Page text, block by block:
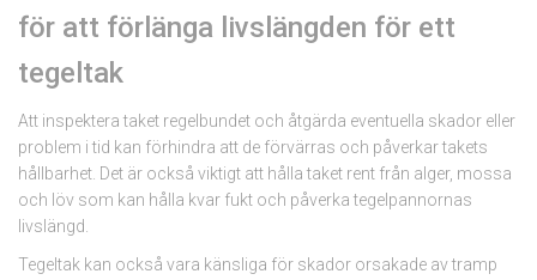
för att förlänga livslängden för ett
tegeltak
Att inspektera taket regelbundet och åtgärda eventuella skador eller
problem i tid kan förhindra att de förvärras och påverkar takets
hållbarhet. Det är också viktigt att hålla taket rent från alger, mossa
och löv som kan hålla kvar fukt och påverka tegelpannornas
livslängd.
Tegeltak kan också vara känsliga för skador orsakade av tramp